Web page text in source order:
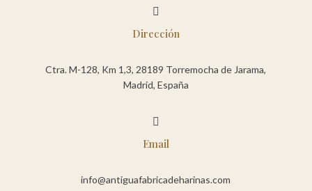

Dirección
Ctra. M-128, Km 1,3, 28189 Torremocha de Jarama,
Madrid, España

Email
info@antiguafabricadeharinas.com